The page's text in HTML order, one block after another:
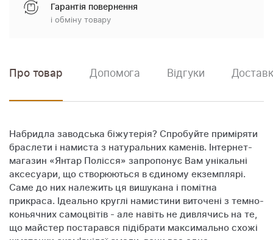
Гарантія повернення
і обміну товару
Про товар Допомога Відгуки
Набридла заводська біжутерія? Спробуйте приміряти
браслети і намиста з натуральних каменів. Інтернет-
магазин «Янтар Полісся» запропонує Вам унікальні
аксесуари, що створюються в єдиному екземплярі.
Саме до них належить ця вишукана і помітна
прикраса. Ідеально круглі намистини виточені з темно-
коньячних самоцвітів - але навіть не дивлячись на те,
що майстер постарався підібрати максимально схожі